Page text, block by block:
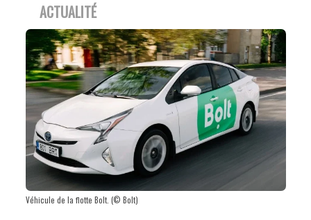
ACTUALITÉ
Véhicule de la flotte Bolt. (© Bolt)